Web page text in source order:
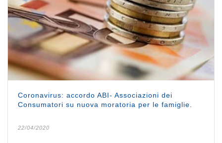
Coronavirus: accordo ABI- Associazioni dei
Consumatori su nuova moratoria per le famiglie.
22/04/2020